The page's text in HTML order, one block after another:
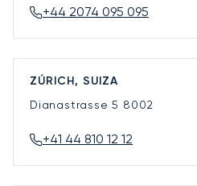
+44 2074 095 095
ZÚRICH, SUIZA
Dianastrasse 5 8002
+41 44 810 12 12